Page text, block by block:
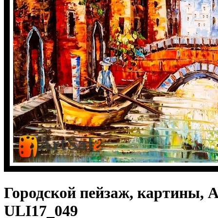
Городской пейзаж, картины,
ULI17_049